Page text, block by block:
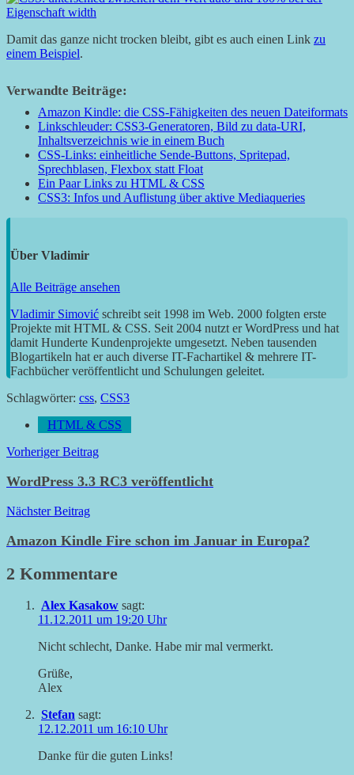
Damit das ganze nicht trocken bleibt, gibt es auch einen Link zu
einem Beispiel.
Verwandte Beiträge:
Amazon Kindle: die CSS-Fähigkeiten des neuen Dateiformats
Linkschleuder: CSS3-Generatoren, Bild zu data-URI,
Inhaltsverzeichnis wie in einem Buch
CSS-Links: einheitliche Sende-Buttons, Spritepad,
Sprechblasen, Flexbox statt Float
Ein Paar Links zu HTML & CSS
CSS3: Infos und Auflistung über aktive Mediaqueries
Über Vladimir
Alle Beiträge ansehen
Vladimir Simović schreibt seit 1998 im Web. 2000 folgten erste
Projekte mit HTML & CSS. Seit 2004 nutzt er WordPress und hat
damit Hunderte Kundenprojekte umgesetzt. Neben tausenden
Blogartikeln hat er auch diverse IT-Fachartikel & mehrere IT-
Fachbücher veröffentlicht und Schulungen geleitet.
Schlagwörter: css, CSS3
HTML & CSS
Beitragsnavigation
Vorheriger Beitrag
WordPress 3.3 RC3 veröffentlicht
Nächster Beitrag
Amazon Kindle Fire schon im Januar in Europa?
2 Kommentare
Alex Kasakow sagt:
11.12.2011 um 19:20 Uhr
Nicht schlecht, Danke. Habe mir mal vermerkt.
Grüße,
Alex
Stefan sagt:
12.12.2011 um 16:10 Uhr
Danke für die guten Links!